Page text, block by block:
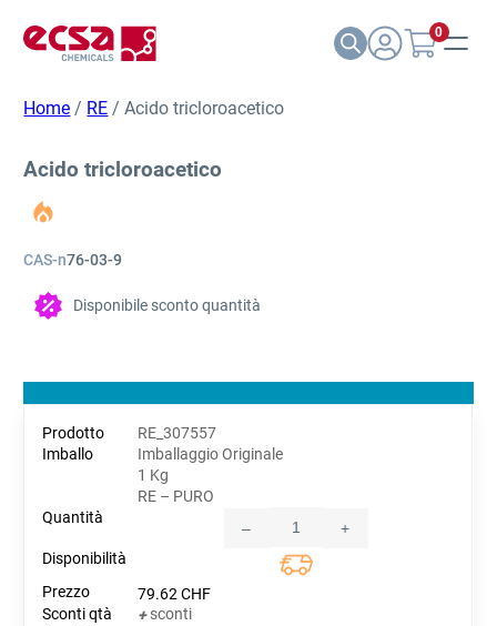
0
Home / RE / Acido tricloroacetico
Acido tricloroacetico
CAS-n76-03-9
Disponibile sconto quantità
RE_307557
Imballaggio Originale
1 Kg
RE – PURO
Quantity
– +
79.62CHF
+sconti